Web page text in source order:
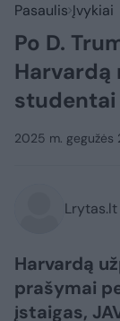
Pasaulis Įvykiai
Po D.
Harvardą
studentai
2025 m. gegužės
Lrytas.lt
Harvardą
prašymai
įstaigas,